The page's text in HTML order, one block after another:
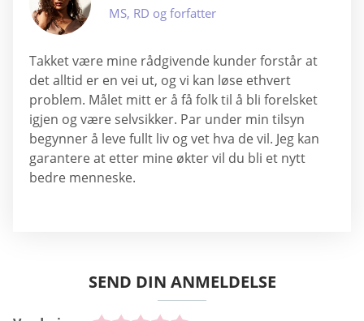
MS, RD og forfatter
Takket være mine rådgivende kunder forstår at
det alltid er en vei ut, og vi kan løse ethvert
problem. Målet mitt er å få folk til å bli forelsket
igjen og være selvsikker. Par under min tilsyn
begynner å leve fullt liv og vet hva de vil. Jeg kan
garantere at etter mine økter vil du bli et nytt
bedre menneske.
SEND DIN ANMELDELSE